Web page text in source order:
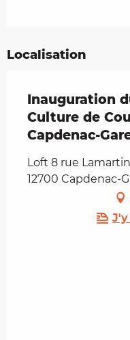
Localisation
Inauguration
Culture de
Capdenac-
Loft 8 rue
12700 Capdenac-